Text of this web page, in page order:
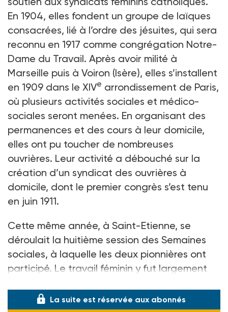
En 1904, elles fondent un groupe de laïques
consacrées, lié à l’ordre des jésuites, qui sera
reconnu en 1917 comme congrégation Notre-
Dame du Travail. Après avoir milité à
Marseille puis à Voiron (Isère), elles s’installent
en 1909 dans le XIVe arrondissement de Paris,
où plusieurs activités sociales et médico-
sociales seront menées. En organisant des
permanences et des cours à leur domicile,
elles ont pu toucher de nombreuses
ouvrières. Leur activité a débouché sur la
création d’un syndicat des ouvrières à
domicile, dont le premier congrès s’est tenu
en juin 1911.
Cette même année, à Saint-Etienne, se
déroulait la huitième session des Semaines
sociales, à laquelle les deux pionnières ont
participé. Le travail féminin y fut largement
La suite est réservée aux abonnés